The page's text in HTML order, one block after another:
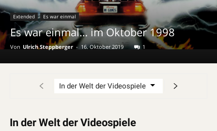
Extended Es war einmal
Es war einmal… im Oktober 1998
Von Ulrich Steppberger - 16. Oktober 2019 1
In der Welt der Videospiele